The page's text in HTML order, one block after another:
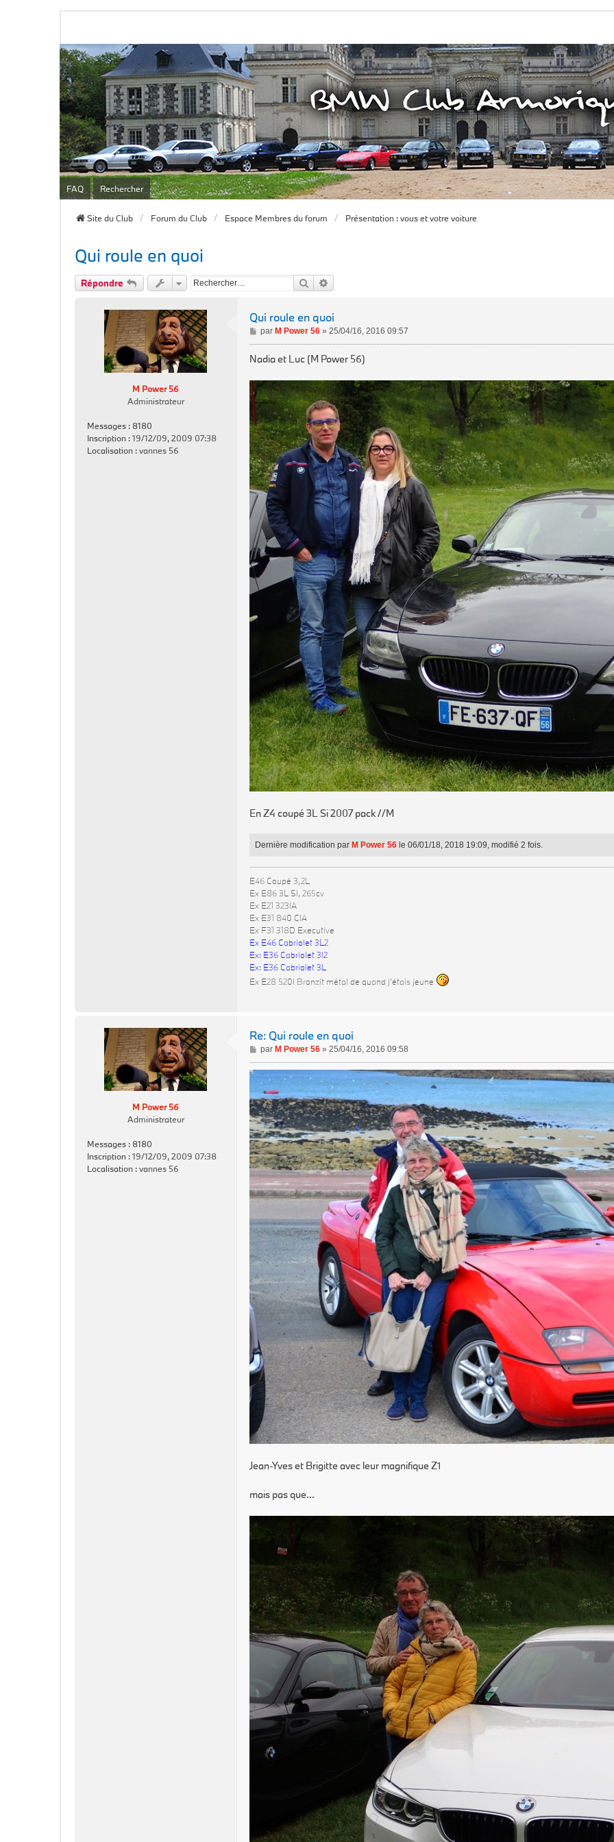
FAQ Rechercher
Site du Club Forum du Club Espace Membres du forum Présentation : vous et votre voiture
Qui roule en quoi
Répondre Rechercher
M Power 56
Administrateur
Messages : 8180
Inscription :19/12/09, 2009 07:38
Localisation :vannes 56
Qui roule en quoi
M
e
a
g
e
par M Power 56» 25/04/16, 2016 09:57
Nadia et Luc (M Power 56)
En Z4 coupé 3L Si 2007 pack //M
Dernière modification par M Power 56 le 06/01/18, 2018 19:09, modifié 2 fois.
E46 Coupé 3,2L
Ex E86 3L SI, 265cv
Ex E21 323IA
Ex E31 840 CIA
Ex F31 318D Executive
Ex E46 Cabriolet 3L2
Ex: E36 Cabriolet 3l2
Ex: E36 Cabriolet 3L
Ex E28 520I Bronzit métal de quand j'étais jeune
M Power 56
Administrateur
Messages : 8180
Inscription :19/12/09, 2009 07:38
Localisation :vannes 56
Re: Qui roule en quoi
M
e
s
a
g
e
par M Power 56» 25/04/16, 2016 09:58
Jean-Yves et Brigitte avec leur magnifique Z1
mais pas que...